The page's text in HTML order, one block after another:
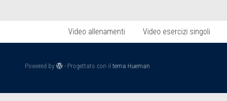
Video allenamenti Video esercizi singoli
Powered by - Progettato con iltema Hueman